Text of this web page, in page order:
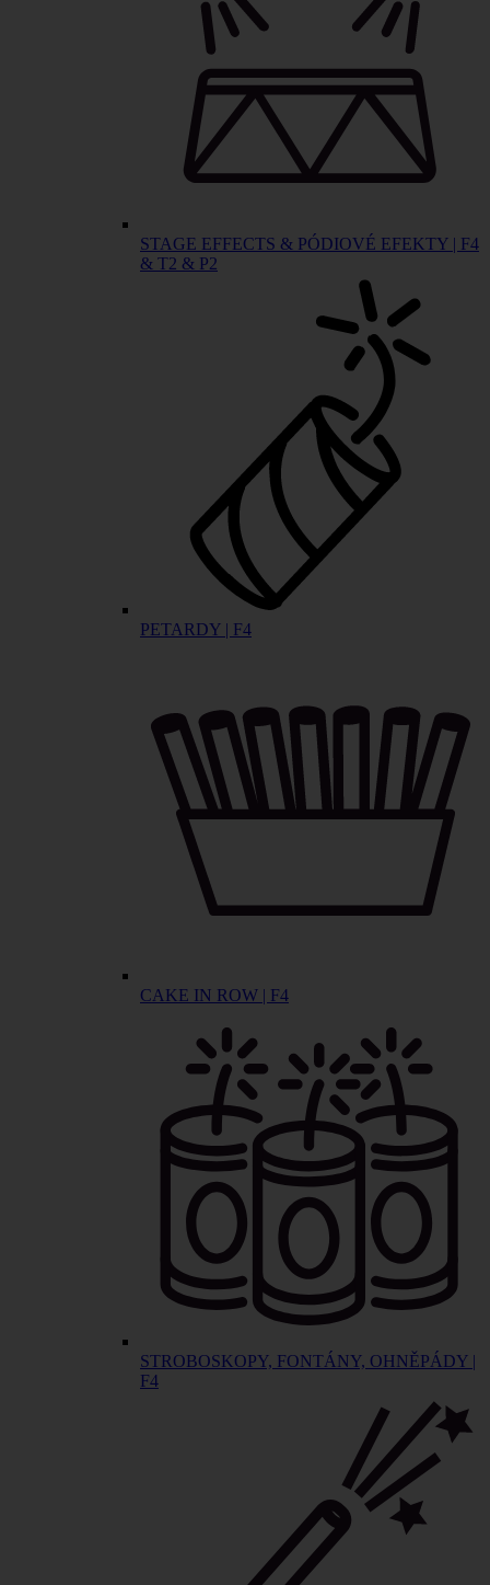
STAGE EFFECTS & PÓDIOVÉ EFEKTY | F4
& T2 & P2
PETARDY | F4
CAKE IN ROW | F4
STROBOSKOPY, FONTÁNY, OHNĚPÁDY |
F4